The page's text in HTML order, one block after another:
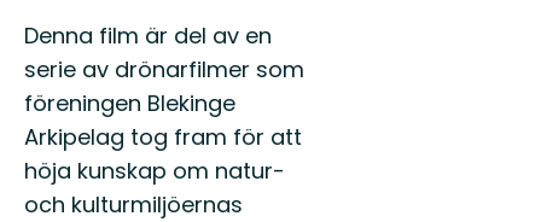
Denna film är del av en
serie av drönarfilmer som
föreningen Blekinge
Arkipelag tog fram för att
höja kunskap om natur-
och kulturmiljöernas